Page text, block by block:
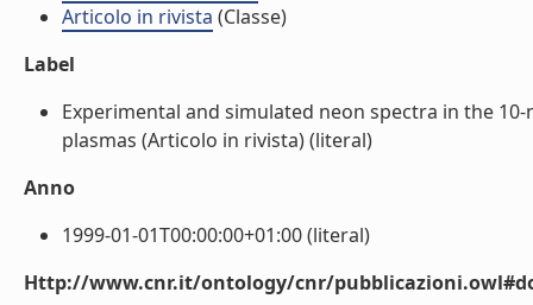
Articolo in rivista (Classe)
Label
Experimental and simulated neon spectra in the
plasmas (Articolo in rivista) (literal)
Anno
1999-01-01T00:00:00+01:00 (literal)
Http://www.cnr.it/ontology/cnr/